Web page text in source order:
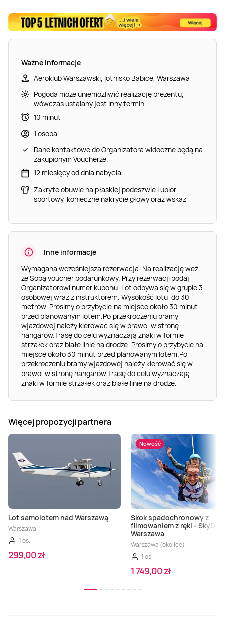
Ważne informacje
Aeroklub Warszawski, lotnisko Babice, Warszawa
Pogoda może uniemożliwić realizację prezentu,
wówczas ustalany jest inny termin.
10 minut
1 osoba
Dane kontaktowe do Organizatora widoczne będą na
zakupionym Voucherze.
12 miesięcy od dnia nabycia
Zakryte obuwie na płaskiej podeszwie i ubiór
sportowy, konieczne nakrycie głowy oraz wskaz
Inne informacje
Wymagana wcześniejsza rezerwacja. Na realizację weź
ze Sobą voucher podarunkowy. Przy rezerwacji podaj
Organizatorowi numer kuponu. Lot odbywa się w grupie 3
osobowej wraz z instruktorem. Wysokość lotu: do 30
metrów. Prosimy o przybycie na miejsce około 30 minut
przed planowanym lotem.Po przekroczeniu bramy
wjazdowej należy kierować się w prawo, w stronę
hangarów.Trasę do celu wyznaczają znaki w formie
strzałek oraz białe linie na drodze. Prosimy o przybycie na
miejsce około 30 minut przed planowanym lotem.Po
przekroczeniu bramy wjazdowej należy kierować się w
prawo, w stronę hangarów.Trasę do celu wyznaczają
znaki w formie strzałek oraz białe linie na drodze.
Więcej propozycji partnera
Lot samolotem nad Warszawą
Warszawa
1 os.
299,00 zł
Nowość
Skok spadochronowy z
filmowaniem z ręki - SkyDive
Warszawa
Warszawa (okolice)
1 os.
1 749,00 zł